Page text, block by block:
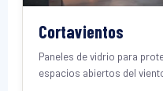
Cortavientos
Paneles de vidrio para
espacios abiertos del